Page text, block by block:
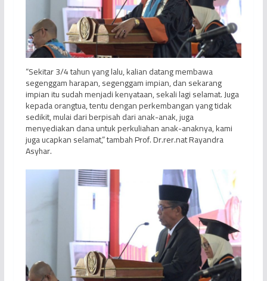
“Sekitar 3/4 tahun yang lalu, kalian datang membawa
segenggam harapan, segenggam impian, dan sekarang
impian itu sudah menjadi kenyataan, sekali lagi selamat. Juga
kepada orangtua, tentu dengan perkembangan yang tidak
sedikit, mulai dari berpisah dari anak-anak, juga
menyediakan dana untuk perkuliahan anak-anaknya, kami
juga ucapkan selamat,” tambah Prof. Dr.rer.nat Rayandra
Asyhar.